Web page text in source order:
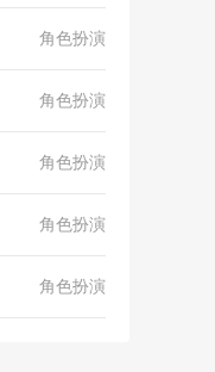
角色扮演
角色扮演
角色扮演
角色扮演
角色扮演